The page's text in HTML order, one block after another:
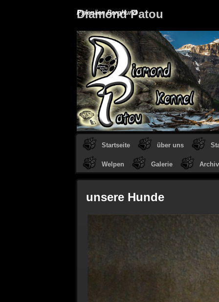
Diamond Patou
Pyrenäen Berghund
Startseite über uns
Welpen Galerie Archiv
unsere Hunde